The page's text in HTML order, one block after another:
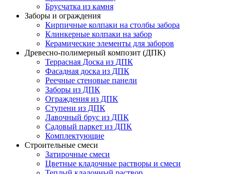
Брусчатка из камня
Заборы и ограждения
Кирпичные колпаки на столбы забора
Клинкерные колпаки на забор
Керамические элементы для заборов
Древесно-полимерный композит (ДПК)
Террасная Доска из ДПК
Фасадная доска из ДПК
Реечные стеновые панели
Заборы из ДПК
Ограждения из ДПК
Ступени из ДПК
Лавочный брус из ДПК
Садовый паркет из ДПК
Комплектующие
Строительные смеси
Затирочные смеси
Цветные кладочные растворы и смеси